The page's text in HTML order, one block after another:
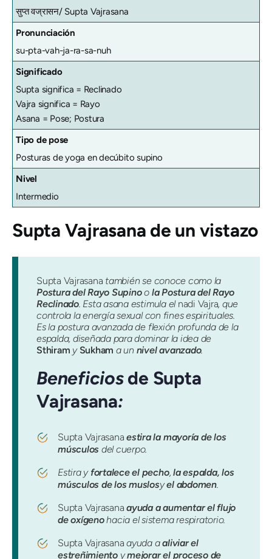
सुप्त वज्रासन/ Supta Vajrasana
Pronunciación
su-pta-vah-ja-ra-sa-nuh
Significado
Supta significa = Reclinado
Vajra significa = Rayo
Asana = Pose; Postura
Tipo de pose
Posturas de yoga en decúbito supino
Nivel
Intermedio
Supta Vajrasana de un vistazo
Supta Vajrasana también se conoce como la
Postura del Rayo Supinoo la Postura del Rayo
Reclinado. Esta asana estimula el nadi Vajra, que
controla la energía sexual con fines espirituales.
Es la postura avanzada de flexión profunda de la
espalda, diseñada para dominar la idea de
Sthiram y Sukham a un nivel avanzado.
Beneficios de Supta
Vajrasana:
Supta Vajrasana estira la mayoría de los
músculos del cuerpo.
Estira y fortalece el pecho,la espalda, los
músculos de los muslosyel abdomen.
Supta Vajrasana ayuda a aumentar el flujo
de oxígenohacia el sistema respiratorio.
Supta Vajrasana ayuda aaliviar el
estreñimientoymejorar el proceso de